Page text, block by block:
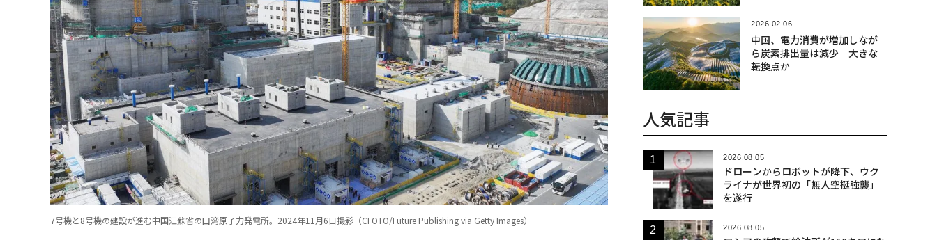
7号機と8号機の建設が進む中国江蘇省の田湾原子力発電所。2024年11月6日撮影（CFOTO/Future Publishing via Getty Images）
2026.02.06
中国、電力消費が増加しなが
ら炭素排出量は減少 大きな
転換点か
人気記事
2026.08.05
ドローンからロボットが降下、ウク
ライナが世界初の「無人空挺強襲」
を遂行
2026.08.05